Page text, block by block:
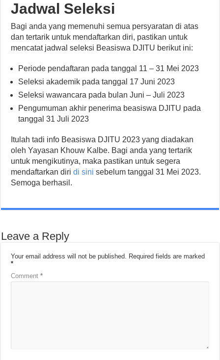
Jadwal Seleksi
Bagi anda yang memenuhi semua persyaratan di atas
dan tertarik untuk mendaftarkan diri, pastikan untuk
mencatat jadwal seleksi Beasiswa DJITU berikut ini:
Periode pendaftaran pada tanggal 11 – 31 Mei 2023
Seleksi akademik pada tanggal 17 Juni 2023
Seleksi wawancara pada bulan Juni – Juli 2023
Pengumuman akhir penerima beasiswa DJITU pada
tanggal 31 Juli 2023
Itulah tadi info Beasiswa DJITU 2023 yang diadakan
oleh Yayasan Khouw Kalbe. Bagi anda yang tertarik
untuk mengikutinya, maka pastikan untuk segera
mendaftarkan diridi sini sebelum tanggal 31 Mei 2023.
Semoga berhasil.
Leave a Reply
Your email address will not be published. Required fields are marked
*
Comment*